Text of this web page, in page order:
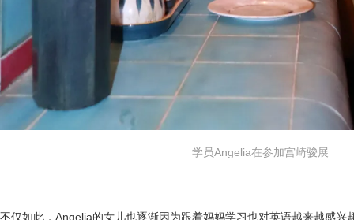
学员Angelia在参加宫崎骏展
不仅如此，Angelia的女儿也逐渐因为跟着妈妈学习也对英语越来越感兴